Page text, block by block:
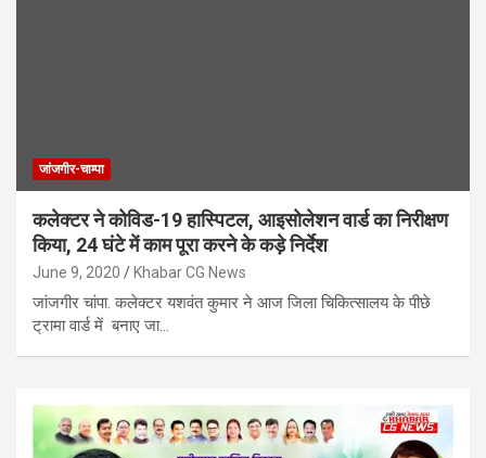
जांजगीर-चाम्पा
कलेक्टर ने कोविड-19 हास्पिटल, आइसोलेशन वार्ड का निरीक्षण
किया, 24 घंटे में काम पूरा करने के कड़े निर्देश
June 9, 2020 Khabar CG News
जांजगीर चांपा. कलेक्टर यशवंत कुमार ने आज जिला चिकित्सालय के पीछे
ट्रामा वार्ड में बनाए जा…